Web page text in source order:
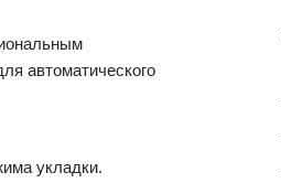
автоматического
укладки.